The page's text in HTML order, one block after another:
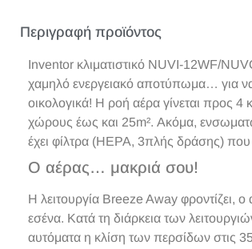
Περιγραφή προϊόντος
Inventor κλιματιστικό NUVI-12WF/
χαμηλό ενεργειακό αποτύπωμα… για να
οικολογικά! Η ροή αέρα γίνεται προς 4
χώρους έως και 25m². Ακόμα,
έχει φίλτρα (HEPA, 3πλής δράσης)
Ο αέρας… μακριά σου!
Η λειτουργία Breeze Away φροντίζει, ο
εσένα. Κατά τη διάρκεια των
αυτόματα η κλίση των περσίδων στις